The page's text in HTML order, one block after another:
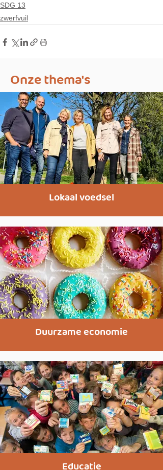
SDG 13
zwerfvuil
Onze thema's
Lokaal voedsel
Duurzame economie